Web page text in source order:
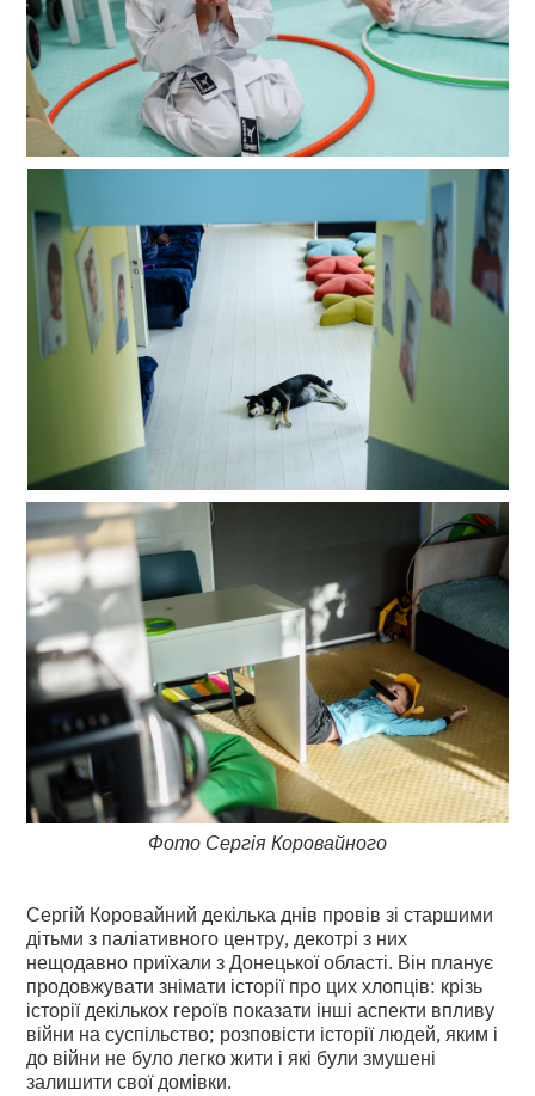
Фото Сергія Коровайного
Сергій Коровайний декілька днів провів зі старшими
дітьми з паліативного центру, декотрі з них
нещодавно приїхали з Донецької області. Він планує
продовжувати знімати історії про цих хлопців: крізь
історії декількох героїв показати інші аспекти впливу
війни на суспільство; розповісти історії людей, яким і
до війни не було легко жити і які були змушені
залишити свої домівки.